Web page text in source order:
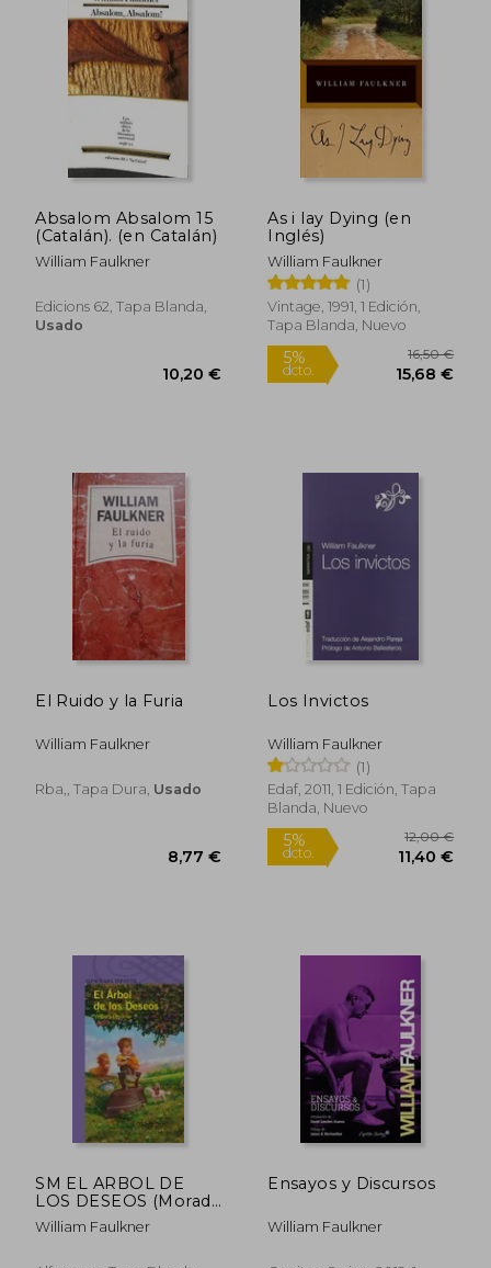
5%
Absalom Absalom 15
(Catalán). (en Catalán)
William Faulkner
Edicions 62, Tapa Blanda,
Usado
As i lay Dying (en
Inglés)
William Faulkner
(1)
Vintage, 1991, 1 Edición,
Tapa Blanda, Nuevo
El Ruido y la Furia
William Faulkner
Rba,, Tapa Dura, Usado
Los Invictos
William Faulkner
(1)
Edaf, 2011, 1 Edición, Tapa
Blanda, Nuevo
SM EL ARBOL DE
LOS DESEOS (Morada
8+)
William Faulkner
Ensayos y Discursos
William Faulkner